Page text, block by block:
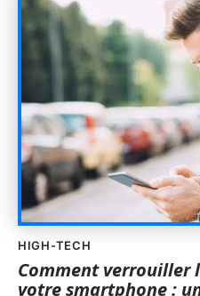
HIGH-TECH
Comment verrouiller
votre smartphone :